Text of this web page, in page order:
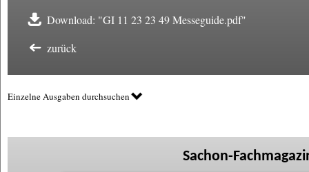
Download: "GI 11 23 23 49 Messeguide.pdf"
zurück
Einzelne Ausgaben durchsuchen
Sachon-